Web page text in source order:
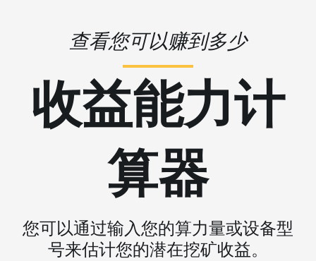
查看您可以赚到多少
收益能力计
算器
您可以通过输入您的算力量或设备型
号来估计您的潜在挖矿收益。